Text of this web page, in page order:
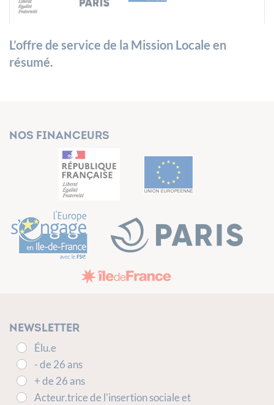
L’offre de service de la Mission Locale en
résumé.
Nos financeurs
Newsletter
Élu.e
- de 26 ans
+ de 26 ans
Acteur.trice de l'insertion sociale et